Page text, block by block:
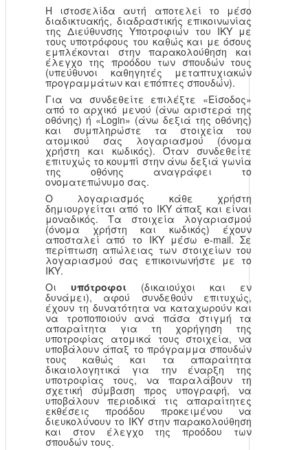
Η ιστοσελίδα αυτή αποτελεί το μέσο
διαδικτυακής, διαδραστικής επικοινωνίας
της Διεύθυνσης Υποτροφιών του ΙΚΥ με
τους υποτρόφους του καθώς και με όσους
εμπλέκονται στην παρακολούθηση και
έλεγχο της προόδου των σπουδών τους
(υπεύθυνοι καθηγητές μεταπτυχιακών
προγραμμάτων και επόπτες σπουδών).
Για να συνδεθείτε επιλέξτε «Είσοδος»
από το αρχικό μενού (άνω αριστερά της
οθόνης) ή «Login» (άνω δεξιά της οθόνης)
και συμπληρώστε τα στοιχεία του
ατομικού σας λογαριασμού (όνομα
χρήστη και κωδικός). Όταν συνδεθείτε
επιτυχώς το κουμπί στην άνω δεξιά γωνία
της οθόνης αναγράφει το
ονοματεπώνυμο σας.
Ο λογαριασμός κάθε χρήστη
δημιουργείται από το ΙΚΥ άπαξ και είναι
μοναδικός. Τα στοιχεία λογαριασμού
(όνομα χρήστη και κωδικός) έχουν
αποσταλεί από το ΙΚΥ μέσω e-mail. Σε
περίπτωση απώλειας των στοιχείων του
λογαριασμού σας επικοινωνήστε με το
ΙΚΥ.
Οι υπότροφοι(δικαιούχοι και εν
δυνάμει), αφού συνδεθούν επιτυχώς,
έχουν τη δυνατότητα να καταχωρούν και
να τροποποιούν ανά πάσα στιγμή τα
απαραίτητα για τη χορήγηση της
υποτροφίας ατομικά τους στοιχεία, να
υποβάλουν άπαξ το πρόγραμμα σπουδών
τους καθώς και τα απαραίτητα
δικαιολογητικά για την έναρξη της
υποτροφίας τους, να παραλάβουν τη
σχετική σύμβαση προς υπογραφή, να
υποβάλουν περιοδικά τις απαραίτητες
εκθέσεις προόδου προκειμένου να
διευκολύνουν το ΙΚΥ στην παρακολούθηση
και στον έλεγχο της προόδου των
σπουδών τους.